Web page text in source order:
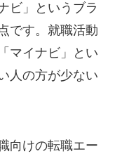
ビ」というブラ
です。就職活動
マイナビ」とい
人の方が少ない
向けの転職エー